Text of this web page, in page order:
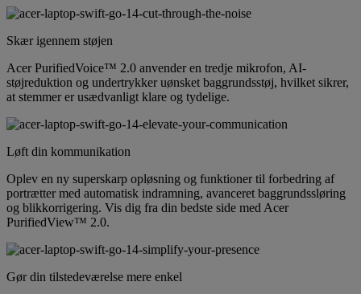
Skær igennem støjen
Acer PurifiedVoice™ 2.0 anvender en tredje mikrofon, AI-
støjreduktion og undertrykker uønsket baggrundsstøj, hvilket sikrer,
at stemmer er usædvanligt klare og tydelige.
Løft din kommunikation
Oplev en ny superskarp opløsning og funktioner til forbedring af
portrætter med automatisk indramning, avanceret baggrundssløring
og blikkorrigering. Vis dig fra din bedste side med Acer
PurifiedView™ 2.0.
Gør din tilstedeværelse mere enkel